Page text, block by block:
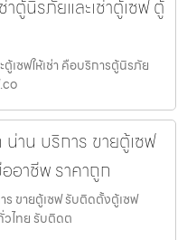
ตู้นิรภัยและเช่าตู้เซฟ ตู้
เซฟให้เช่า คือบริการตู้นิรภัย
าน บริการ ขายตู้เซฟ
อาชีพ ราคาถูก
ขายตู้เซฟ รับติดตั้งตู้เซฟ
ไทย รับติดต